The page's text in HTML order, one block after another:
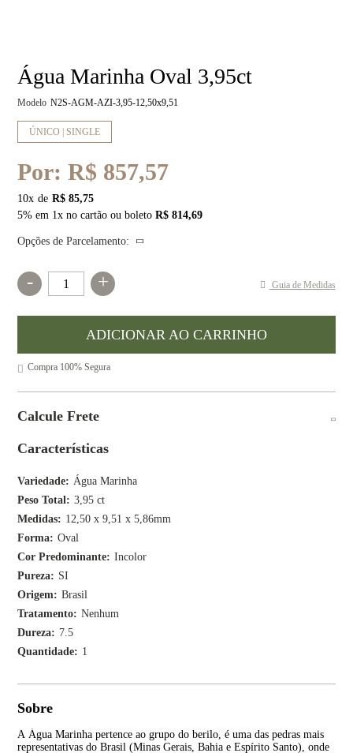
Características
Variedade
Água Marinha
Peso Total
3,95 ct
Medidas
12,50 x 9,51 x 5,86mm
Forma
Oval
Cor Predominante
Incolor
Pureza
SI
Origem
Brasil
Tratamento
Nenhum
Dureza
7.5
Quantidade
1
Sobre
A Água Marinha pertence ao grupo do berilo, é uma das pedras mais
representativas do Brasil (Minas Gerais, Bahia e Espírito Santo), onde
Água Marinha Oval 3,95ct
Modelo N2S-AGM-AZI-3,95-12,50x9,51
ÚNICO | SINGLE
Por:R$ 857,57
10x
R$ 85,75
5% em 1x no cartão ou boletoR$ 814,69
Opções de Parcelamento:
- + Guia de Medidas
Compra 100% Segura
Calcule Frete